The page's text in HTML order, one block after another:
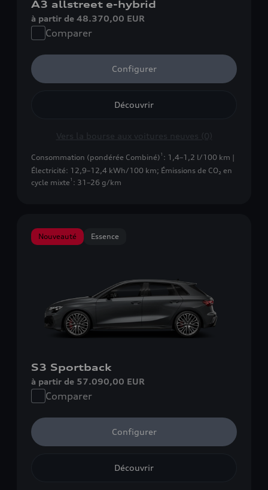
A3 allstreet e-hybrid
à partir de 48.370,00 EUR
Comparer
Configurer
Découvrir
Vers la bourse aux voitures neuves (0)
Consommation (pondérée Combiné) 1 : 1,4–1,2 l/100 km |
Électricité: 12,9–12,4 kWh/100 km; Émissions de CO₂ en
cycle mixte 1 : 31–26 g/km
Nouveauté Essence
S3 Sportback
à partir de 57.090,00 EUR
Comparer
Configurer
Découvrir